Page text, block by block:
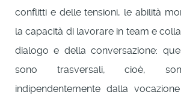
conflitti e delle tensioni, le abilità
la capacità di lavorare in team e
dialogo e della conversazione:
sono trasversali, cioè,
indipendentemente dalla